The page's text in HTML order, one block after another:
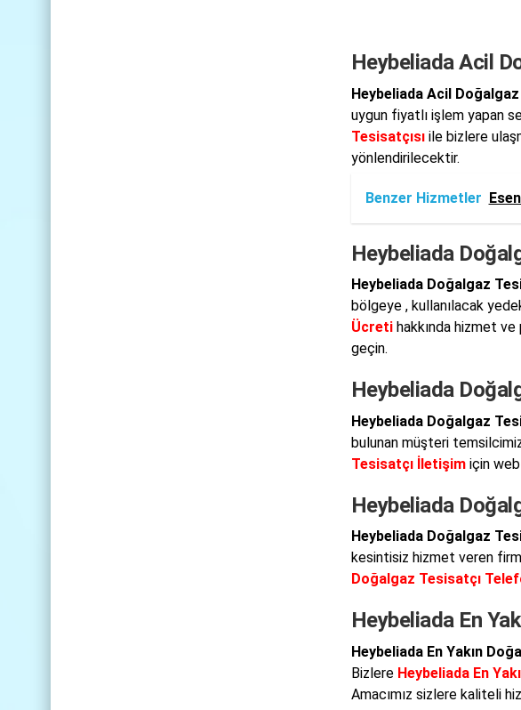
Heybeliada Acil
Heybeliada Acil Doğalgaz
uygun fiyatlı işlem yapan
Tesisatçısıile bizlere
yönlendirilecektir.
Benzer Hizmetler
Heybeliada
Heybeliada Doğalgaz
bölgeye , kullanılacak
Ücretihakkında hizmet ve
geçin.
Heybeliada
Heybeliada Doğalgaz
bulunan müşteri
Tesisatçı İletişimiçin web
Heybeliada
Heybeliada Doğalgaz
kesintisiz hizmet veren
Doğalgaz Tesisatçı
Heybeliada En
Heybeliada En Yakın
Bizlere Heybeliada En
Amacımız sizlere kaliteli